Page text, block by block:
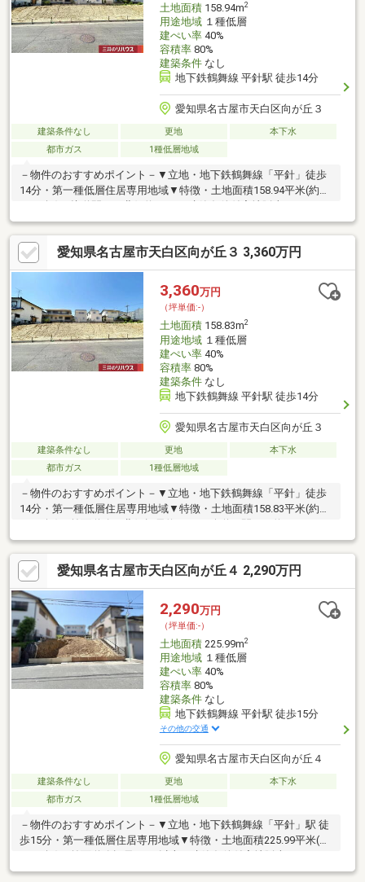
土地面積158.94m2
用途地域１種低層
建ぺい率40%
容積率80%
建築条件なし
地下鉄鶴舞線 平針駅 徒歩14分
愛知県名古屋市天白区向が丘３
建築条件なし 更地
本下水
都市ガス
1種低層地域
－物件のおすすめポイント－▼立地・地下鉄鶴舞線「平針」徒歩
14分・第一種低層住居専用地域▼特徴・土地面積158.94平米(約
ません・お好きなハウスメーカー等を選択できます・都市ガスに
対応▼周辺環境・名古屋市立平針小学校 徒歩7分(約500m)・名古
屋市立平針中学校 徒歩9分(約650m)・トップワン平針店 徒歩10分
(約750m)・ファミリーマート天白向が丘店 徒歩5分(約350m)■ ご
希望の住まい探しをお手伝いします ━━━━━・・・物件の詳
細・ご相談はお気軽にお問い合わせください。
愛知県名古屋市天白区向が丘３ 3,360万円
3,360万円
（坪単価:-）
土地面積158.83m2
用途地域１種低層
建ぺい率40%
容積率80%
建築条件なし
地下鉄鶴舞線 平針駅 徒歩14分
愛知県名古屋市天白区向が丘３
建築条件なし 更地
本下水
都市ガス
1種低層地域
－物件のおすすめポイント－▼立地・地下鉄鶴舞線「平針」徒歩
14分・第一種低層住居専用地域▼特徴・土地面積158.83平米(約
48.04坪)・前面道路は北側幅員約6.5mの公道、間口は約8.8m・お
好きな工務店やハウスメーカーで建築可能・都市ガス、本下水対
応エリア・現況更地、造成後お引渡し▼周辺環境・名古屋市立平
針小学校 徒歩7分(約500m)・トップワン平針店 徒歩10分(約
750m)・ローソン天白向が丘一丁目店 徒歩5分(約350m)■ ご希望
の住まい探しをお手伝いします ━━━━━・・・物件の詳細・ご
相談はお気軽にお問い合わせください。
愛知県名古屋市天白区向が丘４ 2,290万円
2,290万円
（坪単価:-）
土地面積225.99m2
用途地域１種低層
建ぺい率40%
容積率80%
建築条件なし
地下鉄鶴舞線 平針駅 徒歩15分
その他の交通
愛知県名古屋市天白区向が丘４
建築条件なし 更地
本下水
都市ガス
1種低層地域
－物件のおすすめポイント－▼立地・地下鉄鶴舞線「平針」駅 徒
歩15分・第一種低層住居専用地域▼特徴・土地面積225.99平米(約
ません・周辺には既に建物があり、近隣状況を考慮した設計が可